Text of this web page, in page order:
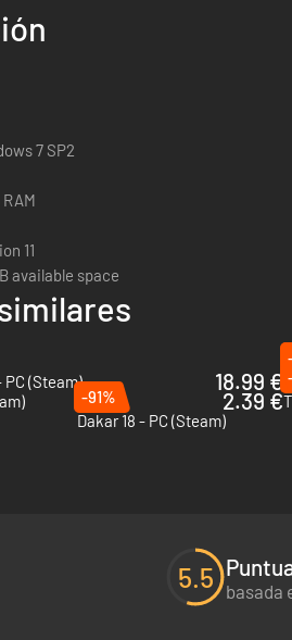
coches oficiales!
de tus sueños!
7 SP2
RAM
11
available space
(Steam)
18.99 €
2.39 €
-91%
Dakar 18 - PC (Steam)
5.5 basada